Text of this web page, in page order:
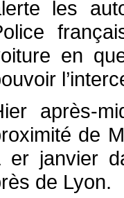
les
en
après-
de
er janvier
de Lyon.